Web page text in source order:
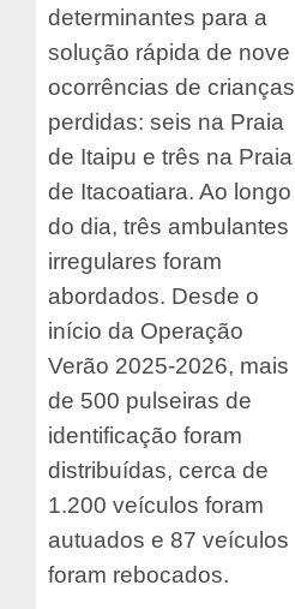
determinantes para a
solução rápida de nove
ocorrências de crianças
perdidas: seis na Praia
de Itaipu e três na Praia
de Itacoatiara. Ao longo
do dia, três ambulantes
irregulares foram
abordados. Desde o
início da Operação
Verão 2025-2026, mais
de 500 pulseiras de
identificação foram
distribuídas, cerca de
1.200 veículos foram
autuados e 87 veículos
foram rebocados.